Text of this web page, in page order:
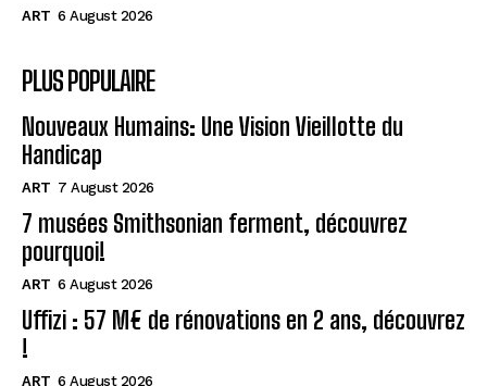
ART 6 August 2026
PLUS POPULAIRE
Nouveaux Humains: Une Vision Vieillotte du
Handicap
ART 7 August 2026
7 musées Smithsonian ferment, découvrez
pourquoi!
ART 6 August 2026
Uffizi : 57 M€ de rénovations en 2 ans, découvrez
!
ART 6 August 2026